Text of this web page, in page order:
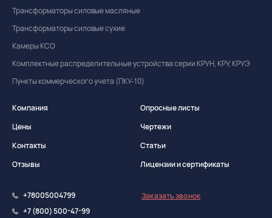
Трансформаторы силовые масляные
Трансформаторы силовые сухие
Камеры КСО
Комплектные распределительные устройства серии КРУН, КРУ, КРУЭ
Пункты коммерческого учета (ПКУ-10)
Компания
Цены
Контакты
Отзывы
Опросные листы
Чертежи
Статьи
Лицензии и сертификаты
+78005004799
+7 (800) 500-47-99
Заказать звонок